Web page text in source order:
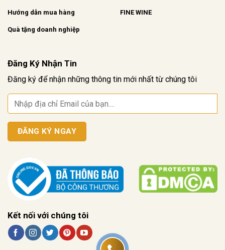
Hướng dẫn mua hàng
Quà tặng doanh nghiệp
FINE WINE
Đăng Ký Nhận Tin
Đăng ký để nhận những thông tin mới nhất từ chúng tôi
Kết nối với chúng tôi